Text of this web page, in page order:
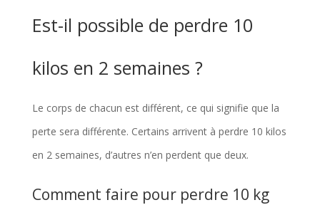
Est-il possible de perdre 10
kilos en 2 semaines ?
Le corps de chacun est différent, ce qui signifie que la
perte sera différente. Certains arrivent à perdre 10 kilos
en 2 semaines, d’autres n’en perdent que deux.
Comment faire pour perdre 10 kg